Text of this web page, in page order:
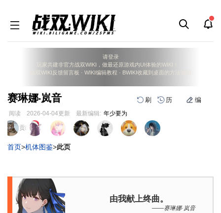
请登录
玩家共建非官方战双WIKI，做最还原游戏内UI体验的WIKI！
战双WIKI反馈留言板 · WIKI编辑教程 · BWIKI收藏到桌面的方法说明
赛琳娜·岚音 刷 历 编
阅读 2026-04-04更新 最新编辑: 年少要为
跳
到
导
跳
到
搜
页面贡献者 :
首页>机体图鉴>此页
由我献上终曲。
——赛琳娜·岚音